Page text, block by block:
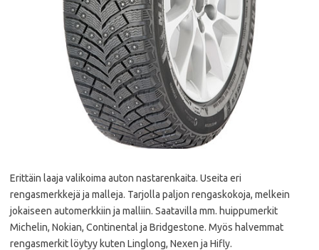
Erittäin laaja valikoima auton nastarenkaita. Useita eri
rengasmerkkejä ja malleja. Tarjolla paljon rengaskokoja, melkein
jokaiseen automerkkiin ja malliin. Saatavilla mm. huippumerkit
Michelin, Nokian, Continental ja Bridgestone. Myös halvemmat
rengasmerkit löytyy kuten Linglong, Nexen ja Hifly.